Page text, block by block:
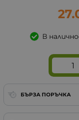
В
БЪРЗА ПОРЪЧКА